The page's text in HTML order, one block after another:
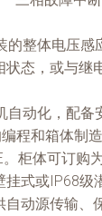
的整体电压感
状态，或与继
自动化，配备
程和箱体制
。柜体可订购
式或IP68级
自动源传输、